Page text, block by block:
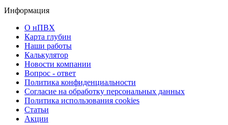
Информация
О нПВХ
Карта глубин
Наши работы
Калькулятор
Новости компании
Вопрос - ответ
Политика конфиденциальности
Согласие на обработку персональных данных
Политика использования cookies
Статьи
Акции